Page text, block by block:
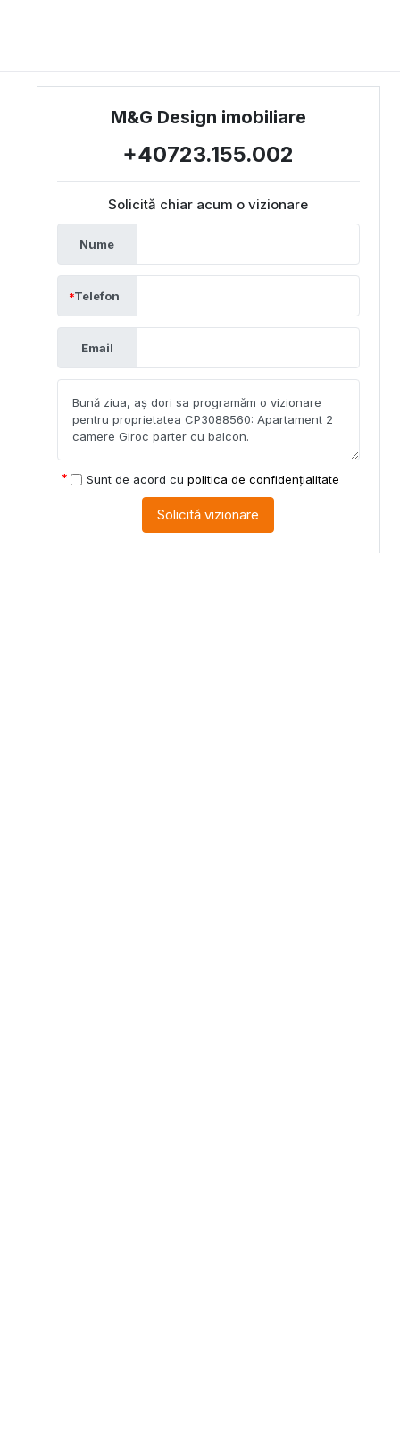
M&G Design imobiliare
+40723.155.002
Solicită chiar acum o vizionare
Nume
Telefon
Email
Sunt de acord cu politica de confidențialitate
Solicită vizionare